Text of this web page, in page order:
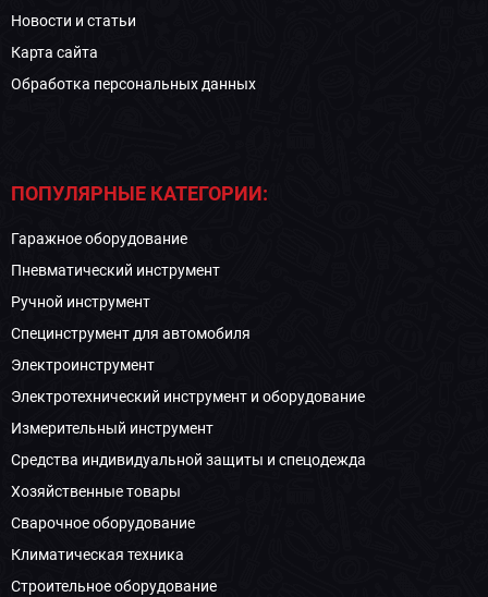
Новости и статьи
Карта сайта
Обработка персональных данных
ПОПУЛЯРНЫЕ КАТЕГОРИИ:
Гаражное оборудование
Пневматический инструмент
Ручной инструмент
Специнструмент для автомобиля
Электроинструмент
Электротехнический инструмент и оборудование
Измерительный инструмент
Средства индивидуальной защиты и спецодежда
Хозяйственные товары
Сварочное оборудование
Климатическая техника
Строительное оборудование